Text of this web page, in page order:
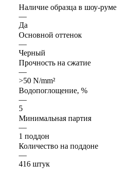
Наличие образца в шоу-руме
—
Да
Основной оттенок
—
Черный
Прочность на сжатие
—
>50 N/mm²
Водопоглощение, %
—
5
Минимальная партия
—
1 поддон
Количество на поддоне
—
416 штук